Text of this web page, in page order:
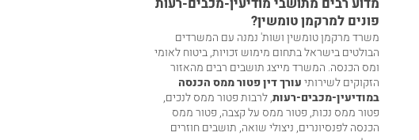
מדוע רבים מתושבי מודיעין-מכבים-רעות
פונים למרקמן טומשין?
משרד מרקמן טומשין ושות' נמנה עם המשרדים
הבולטים בישראל בתחום מימוש זכויות, ביטוח לאומי
ומס הכנסה. המשרד מייצג תושבים רבים מהאזור
הזקוקים לשירותיעורך דין פטור ממס הכנסה
במודיעין-מכבים-רעות, לרבות פטור ממס לנכים,
פטור ממס נכות, פטור ממס על קצבה, פטור ממס
הכנסה לפנסיונרים, ניצולי שואה, תושבים חוזרים